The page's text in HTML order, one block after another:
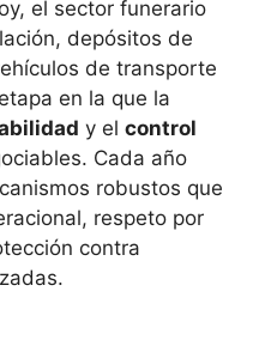
el sector funerario
depósitos de
de transporte
en la que la
y el control
Cada año
robustos que
respeto por
contra